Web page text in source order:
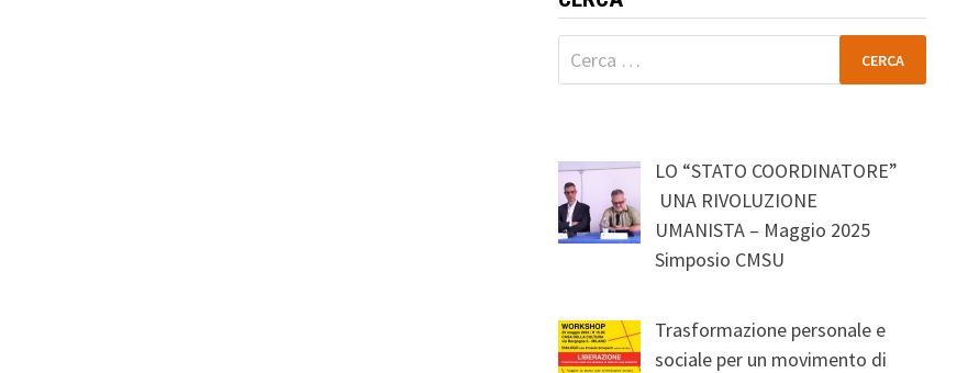
Ricerca
per:
LO “STATO COORDINATORE”
UNA RIVOLUZIONE
UMANISTA – Maggio 2025
Simposio CMSU
Trasformazione personale e
sociale per un movimento di